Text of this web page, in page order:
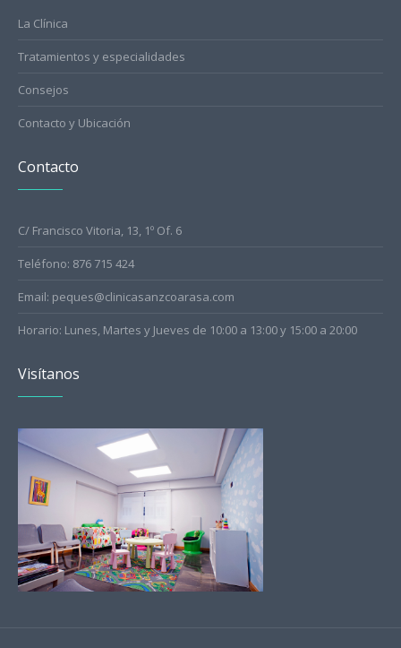
La Clínica
Tratamientos y especialidades
Consejos
Contacto y Ubicación
Contacto
C/ Francisco Vitoria, 13, 1º Of. 6
Teléfono: 876 715 424
Email: peques@clinicasanzcoarasa.com
Horario: Lunes, Martes y Jueves de 10:00 a 13:00 y 15:00 a 20:00
Visítanos